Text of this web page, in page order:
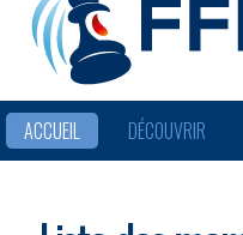
ACCUEIL DÉCOUVRIR